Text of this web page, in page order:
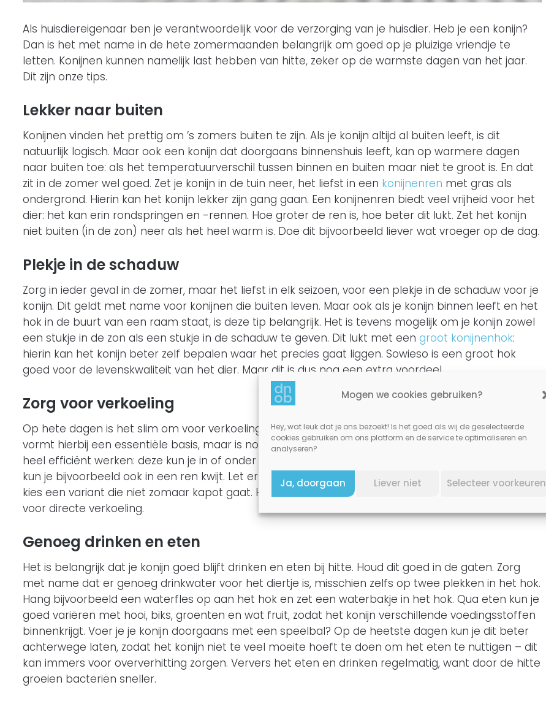
Mogen we cookies gebruiken?
Hey, wat leuk dat je ons bezoekt! Is het goed als wij de geselecteerde
cookies gebruiken om ons platform en de service te optimaliseren en
analyseren?
Ja, doorgaan Liever niet Selecteer voorkeuren
Als huisdiereigenaar ben je verantwoordelijk voor de verzorging van je huisdier. Heb je een konijn?
Dan is het met name in de hete zomermaanden belangrijk om goed op je pluizige vriendje te
letten. Konijnen kunnen namelijk last hebben van hitte, zeker op de warmste dagen van het jaar.
Dit zijn onze tips.
Lekker naar buiten
Konijnen vinden het prettig om ’s zomers buiten te zijn. Als je konijn altijd al buiten leeft, is dit
natuurlijk logisch. Maar ook een konijn dat doorgaans binnenshuis leeft, kan op warmere dagen
naar buiten toe: als het temperatuurverschil tussen binnen en buiten maar niet te groot is. En dat
zit in de zomer wel goed. Zet je konijn in de tuin neer, het liefst in een konijnenren met gras als
ondergrond. Hierin kan het konijn lekker zijn gang gaan. Een konijnenren biedt veel vrijheid voor het
dier: het kan erin rondspringen en -rennen. Hoe groter de ren is, hoe beter dit lukt. Zet het konijn
niet buiten (in de zon) neer als het heel warm is. Doe dit bijvoorbeeld liever wat vroeger op de dag.
Plekje in de schaduw
Zorg in ieder geval in de zomer, maar het liefst in elk seizoen, voor een plekje in de schaduw voor je
konijn. Dit geldt met name voor konijnen die buiten leven. Maar ook als je konijn binnen leeft en het
hok in de buurt van een raam staat, is deze tip belangrijk. Het is tevens mogelijk om je konijn zowel
een stukje in de zon als een stukje in de schaduw te geven. Dit lukt met een groot konijnenhok:
hierin kan het konijn beter zelf bepalen waar het precies gaat liggen. Sowieso is een groot hok
goed voor de levenskwaliteit van het dier. Maar dit is dus nog een extra voordeel.
Zorg voor verkoeling
Op hete dagen is het slim om voor verkoeling te zorgen voor je konijn. Het plekje in de schaduw
vormt hierbij een essentiële basis, maar is nog niet voldoende. Er zijn speciale koelelementen die
heel efficiënt werken: deze kun je in of onder het konijnenhok plaatsen. Of gebruik een koelmat: dit
kun je bijvoorbeeld ook in een ren kwijt. Let er wel op dat het konijn hier niet aan gaat knagen, of
kies een variant die niet zomaar kapot gaat. Het konijn kan op of tegen het koelelement liggen,
voor directe verkoeling.
Genoeg drinken en eten
Het is belangrijk dat je konijn goed blijft drinken en eten bij hitte. Houd dit goed in de gaten. Zorg
met name dat er genoeg drinkwater voor het diertje is, misschien zelfs op twee plekken in het hok.
Hang bijvoorbeeld een waterfles op aan het hok en zet een waterbakje in het hok. Qua eten kun je
goed variëren met hooi, biks, groenten en wat fruit, zodat het konijn verschillende voedingsstoffen
binnenkrijgt. Voer je je konijn doorgaans met een speelbal? Op de heetste dagen kun je dit beter
achterwege laten, zodat het konijn niet te veel moeite hoeft te doen om het eten te nuttigen – dit
kan immers voor oververhitting zorgen. Ververs het eten en drinken regelmatig, want door de hitte
groeien bacteriën sneller.